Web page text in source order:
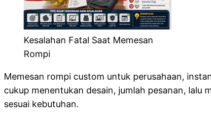
Kesalahan Fatal Saat Memesan
Rompi
Memesan rompi custom untuk perusahaan,
cukup menentukan desain, jumlah pesanan,
sesuai kebutuhan.